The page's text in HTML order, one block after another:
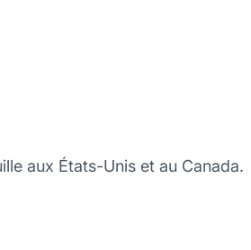
aux États-Unis et au Canada.